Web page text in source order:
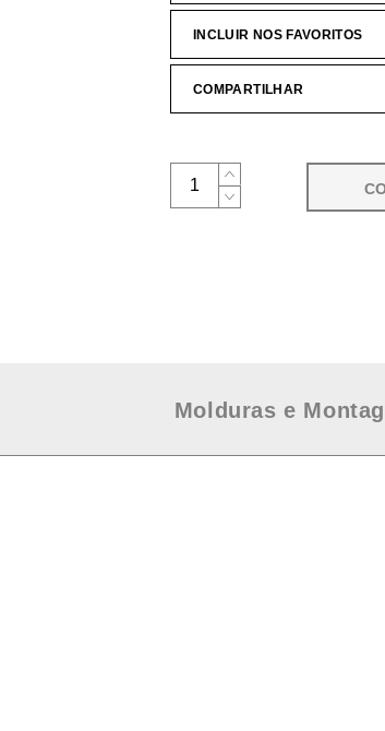
INCLUIR NOS FAVORITOS
COMPARTILHAR
Molduras e